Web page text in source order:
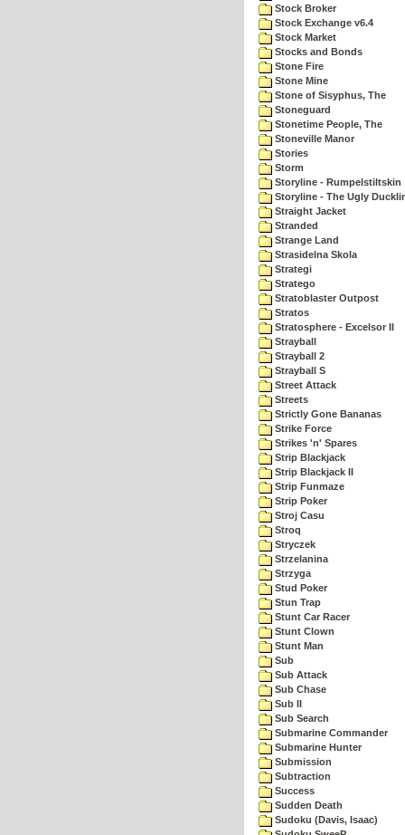
Stock Broker
Stock Exchange v6.4
Stock Market
Stocks and Bonds
Stone Fire
Stone Mine
Stone of Sisyphus, The
Stoneguard
Stonetime People, The
Stoneville Manor
Stories
Storm
Storyline - Rumpelstiltskin
Storyline - The Ugly
Straight Jacket
Stranded
Strange Land
Strasidelna Skola
Strategi
Stratego
Stratoblaster Outpost
Stratos
Stratosphere - Excelsor II
Strayball
Strayball 2
Strayball S
Street Attack
Streets
Strictly Gone Bananas
Strike Force
Strikes 'n' Spares
Strip Blackjack
Strip Blackjack II
Strip Funmaze
Strip Poker
Stroj Casu
Stroq
Stryczek
Strzelanina
Strzyga
Stud Poker
Stun Trap
Stunt Car Racer
Stunt Clown
Stunt Man
Sub
Sub Attack
Sub Chase
Sub II
Sub Search
Submarine Commander
Submarine Hunter
Submission
Subtraction
Success
Sudden Death
Sudoku (Davis, Isaac)